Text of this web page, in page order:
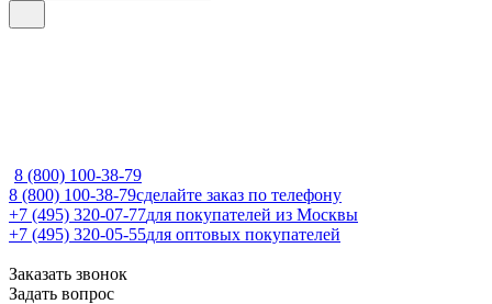
8 (800) 100-38-79
8 (800) 100-38-79сделайте заказ по телефону
+7 (495) 320-07-77для покупателей из Москвы
+7 (495) 320-05-55для оптовых покупателей
Заказать звонок
Задать вопрос